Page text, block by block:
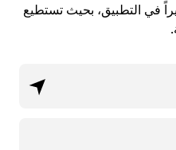
في التطبيق، بحيث تستطيع